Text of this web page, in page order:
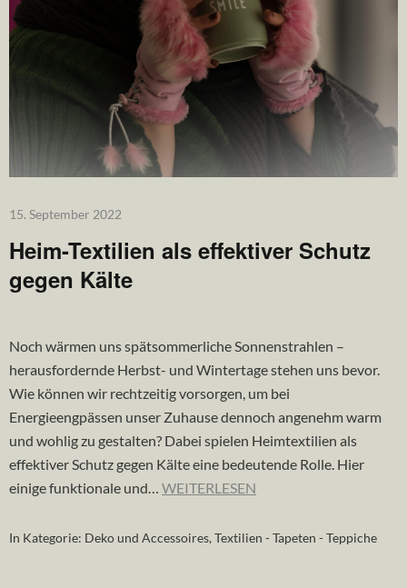
15. September 2022
Heim-Textilien als effektiver Schutz
gegen Kälte
Noch wärmen uns spätsommerliche Sonnenstrahlen –
herausfordernde Herbst- und Wintertage stehen uns bevor.
Wie können wir rechtzeitig vorsorgen, um bei
Energieengpässen unser Zuhause dennoch angenehm warm
und wohlig zu gestalten? Dabei spielen Heimtextilien als
effektiver Schutz gegen Kälte eine bedeutende Rolle. Hier
einige funktionale und… WEITERLESEN
In Kategorie: Deko und Accessoires,Textilien - Tapeten - Teppiche